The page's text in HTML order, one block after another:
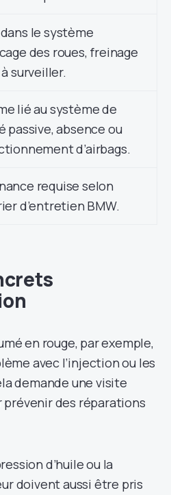
le système
des roues, freinage
surveiller.
lié au système de
passive, absence ou
d’airbags.
requise selon
d’entretien BMW.
en rouge, par exemple,
avec l’injection ou les
demande une visite
des réparations
d’huile ou la
doivent aussi être pris